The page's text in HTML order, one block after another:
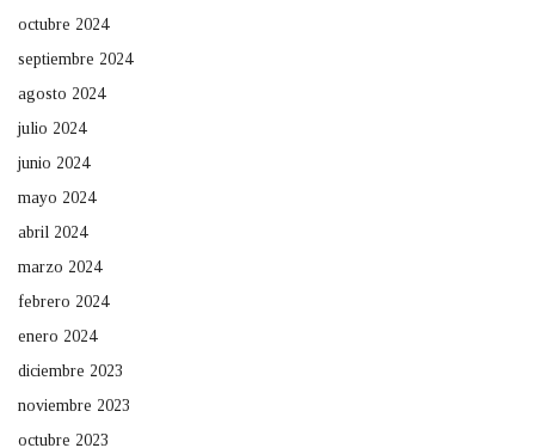
octubre 2024
septiembre 2024
agosto 2024
julio 2024
junio 2024
mayo 2024
abril 2024
marzo 2024
febrero 2024
enero 2024
diciembre 2023
noviembre 2023
octubre 2023